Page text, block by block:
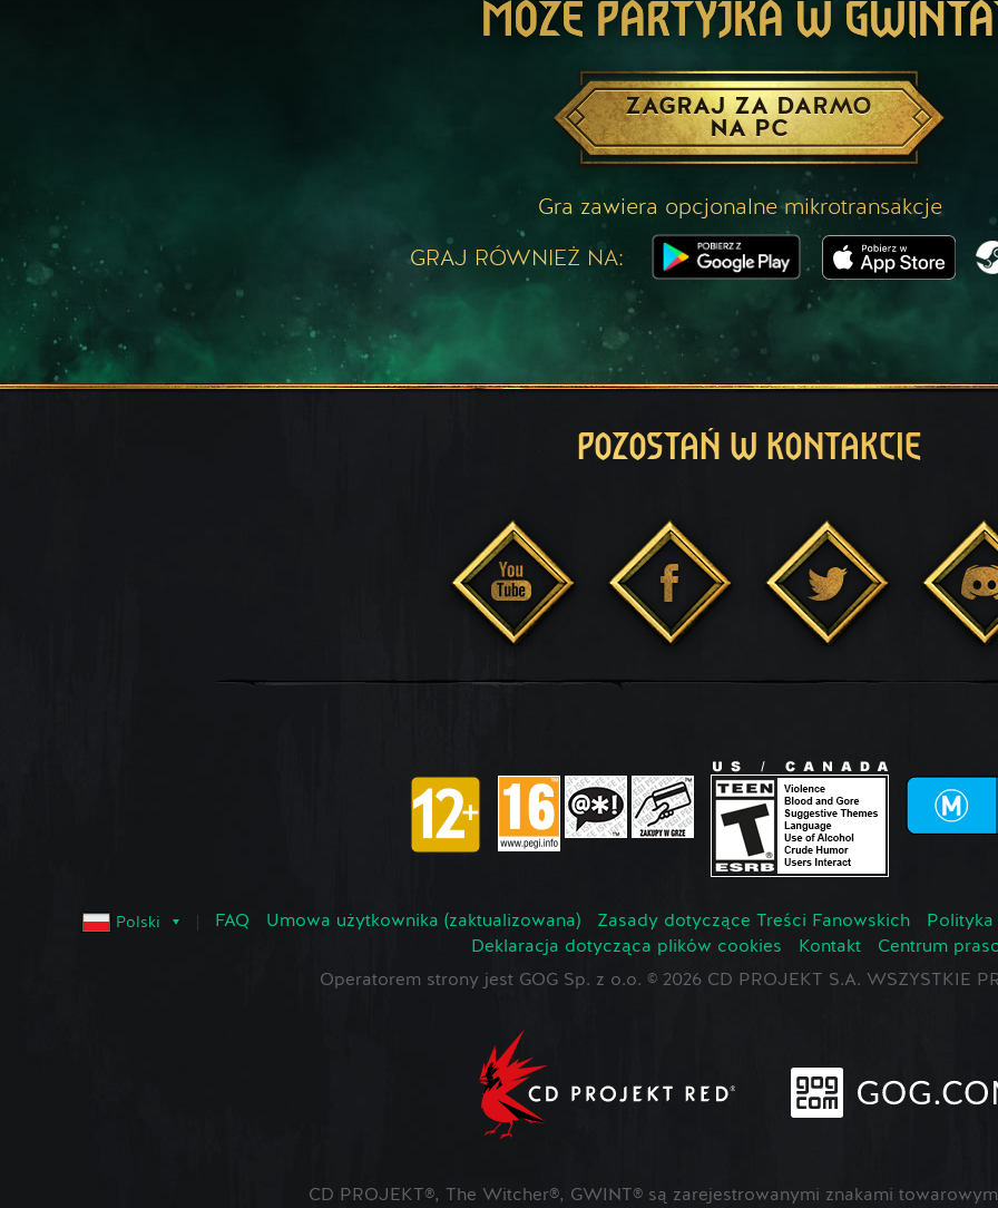
MOŻE PARTYJKA W
ZAGRAJ ZA DARMO
NA PC
Gra zawiera opcjonalne mikrotransakcje
GRAJ RÓWNIEŻ NA:
POZOSTAŃ W KONTAKCIE
Polski FAQ Umowa użytkownika (zaktualizowana) Zasady dotyczące Treści Fanowskich
Deklaracja dotycząca plików cookies
Kontakt
Centrum
Operatorem strony jest GOG Sp. z o.o. © 2026 CD PROJEKT S.A. WSZYSTKIE
CD PROJEKT®, The Witcher®, GWINT® są zarejestrowanymi znakami